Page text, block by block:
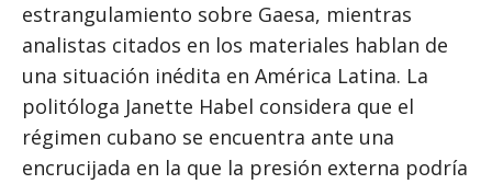
estrangulamiento sobre Gaesa, mientras
analistas citados en los materiales hablan de
una situación inédita en América Latina. La
politóloga Janette Habel considera que el
régimen cubano se encuentra ante una
encrucijada en la que la presión externa podría